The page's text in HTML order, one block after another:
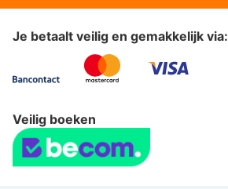
Je betaalt veilig en gemakkelijk via:
Veilig boeken